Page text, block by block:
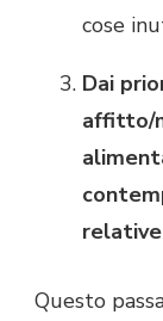
cose
Dai
affitto/
Questo